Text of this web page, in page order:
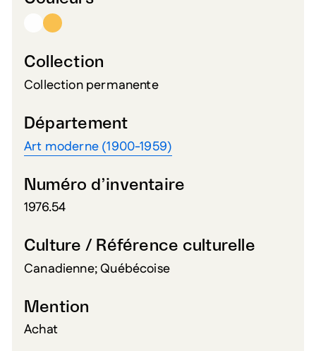
Collection
Collection permanente
Département
Art moderne (1900-1959)
Numéro d’inventaire
1976.54
Culture / Référence culturelle
Canadienne; Québécoise
Mention
Achat